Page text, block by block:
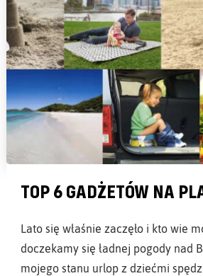
TOP 6 GADŻETÓW NA
Lato się właśnie zaczęło i kto wie
doczekamy się ładnej pogody nad
mojego stanu urlop z dziećmi